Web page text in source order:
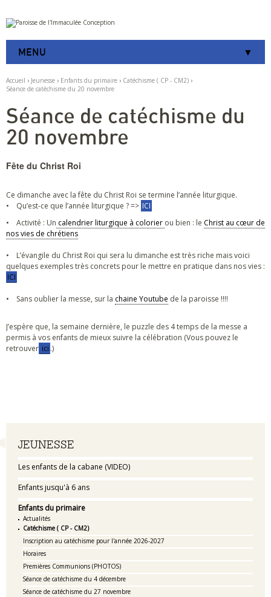
Aller
au
contenu.
à
navigation
Outils
personnels
MENU
Accueil › Jeunesse › Enfants du primaire › Catéchisme ( CP - CM2) ›
Séance de catéchisme du 20 novembre
Navigation
JEUNESSE
Les enfants de la cabane (VIDEO)
Enfants jusqu'à 6 ans
Enfants du primaire
Actualités
Catéchisme ( CP - CM2)
Inscription au catéchisme pour l'année 2026-2027
Horaires
Premières Communions (PHOTOS)
Séance de catéchisme du 4 décembre
Séance de catéchisme du 27 novembre
Séance de catéchisme du
20 novembre
Fête du Christ Roi
Ce dimanche avec la fête du Christ Roi se termine l’année liturgique.
• Qu’est-ce que l’année liturgique ? => ICI
• Activité : Un calendrier liturgique à colorier ou bien : le Christ au cœur de
nos vies de chrétiens
• L’évangile du Christ Roi qui sera lu dimanche est très riche mais voici
quelques exemples très concrets pour le mettre en pratique dans nos vies :
ICI
• Sans oublier la messe, sur la chaine Youtube de la paroisse !!!!
J’espère que, la semaine dernière, le puzzle des 4 temps de la messe a
permis à vos enfants de mieux suivre la célébration (Vous pouvez le
retrouver ici .)